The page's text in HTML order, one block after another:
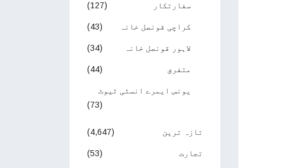
سفارتکار (127)
کراچی قونصل خانہ (43)
لاہور قونصل خانہ (34)
متفرق (44)
یونس ایمرے انسٹی ٹیوٹ
(73)
تازہ ترین (4,647)
تجارت (53)